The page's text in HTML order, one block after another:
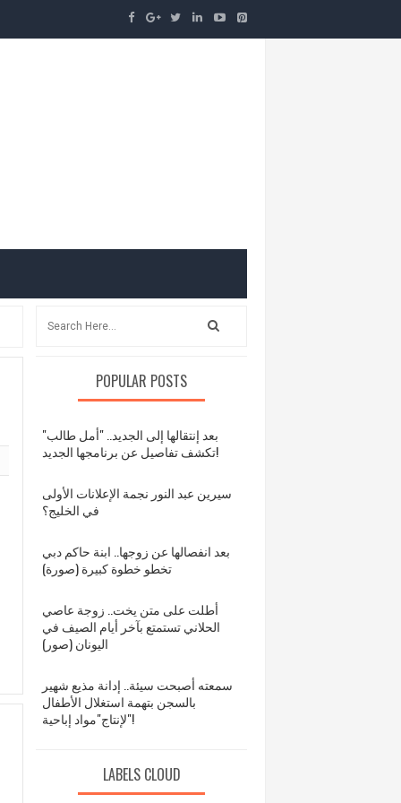
POPULAR POSTS
بعد إنتقالها إلى الجديد.. "أمل طالب"
تكشف تفاصيل عن برنامجها الجديد!
سيرين عبد النور نجمة الإعلانات الأولى
في الخليج؟
بعد انفصالها عن زوجها.. ابنة حاكم دبي
تخطو خطوة كبيرة (صورة)
أطلت على متن يخت.. زوجة عاصي
الحلاني تستمتع بآخر أيام الصيف في
اليونان (صور)
سمعته أصبحت سيئة.. إدانة مذيع شهير
بالسجن بتهمة استغلال الأطفال
لإنتاج"مواد إباحية"!
LABELS CLOUD